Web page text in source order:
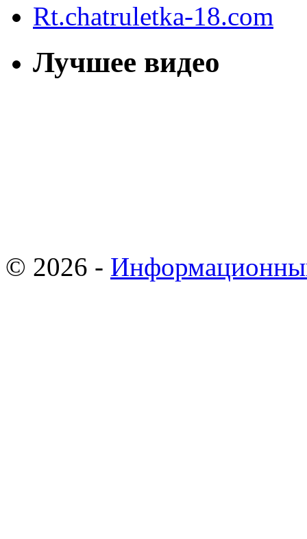
Rt.chatruletka-18.com
Лучшее видео
© 2026 -